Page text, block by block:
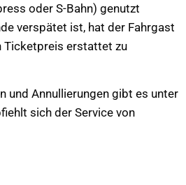
oder S-Bahn) genutzt
verspätet ist, hat der Fahrgast
Ticketpreis erstattet zu
und Annullierungen gibt es unter
sich der Service von